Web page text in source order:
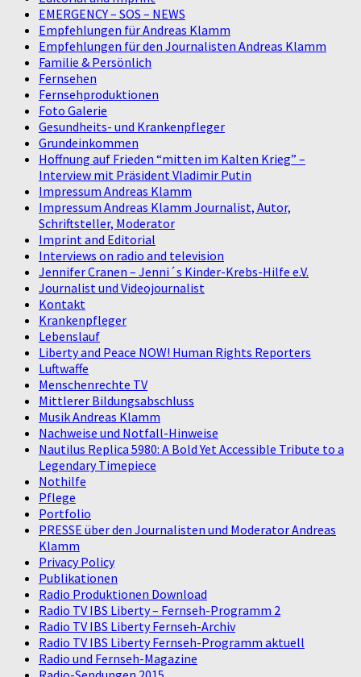
EMERGENCY – SOS – NEWS
Empfehlungen für Andreas Klamm
Empfehlungen für den Journalisten Andreas Klamm
Familie & Persönlich
Fernsehen
Fernsehproduktionen
Foto Galerie
Gesundheits- und Krankenpfleger
Grundeinkommen
Hoffnung auf Frieden “mitten im Kalten Krieg” –
Interview mit Präsident Vladimir Putin
Impressum Andreas Klamm
Impressum Andreas Klamm Journalist, Autor,
Schriftsteller, Moderator
Imprint and Editorial
Interviews on radio and television
Jennifer Cranen – Jenni´s Kinder-Krebs-Hilfe e.V.
Journalist und Videojournalist
Kontakt
Krankenpfleger
Lebenslauf
Liberty and Peace NOW! Human Rights Reporters
Luftwaffe
Menschenrechte TV
Mittlerer Bildungsabschluss
Musik Andreas Klamm
Nachweise und Notfall-Hinweise
Nautilus Replica 5980: A Bold Yet Accessible Tribute to a
Legendary Timepiece
Nothilfe
Pflege
Portfolio
PRESSE über den Journalisten und Moderator Andreas
Klamm
Privacy Policy
Publikationen
Radio Produktionen Download
Radio TV IBS Liberty – Fernseh-Programm 2
Radio TV IBS Liberty Fernseh-Archiv
Radio TV IBS Liberty Fernseh-Programm aktuell
Radio und Fernseh-Magazine